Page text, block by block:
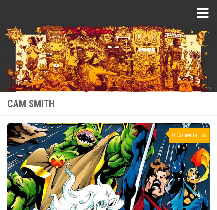
CAM SMITH
0 Comentarios